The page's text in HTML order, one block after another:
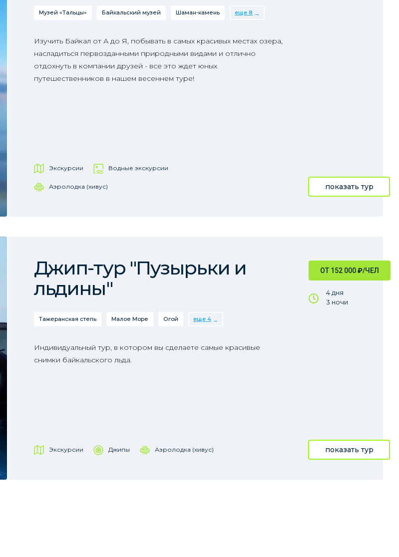
Музей «Тальцы» Байкальский музей Шаман-камень еще 8
Изучить Байкал от А до Я, побывать в самых красивых местах озера,
насладиться первозданными природными видами и отлично
отдохнуть в компании друзей - все это ждет юных
путешественников в нашем весеннем туре!
Экскурсии Водные экскурсии
Аэролодка (хивус) показать тур
ОТ 152 000₽/ЧЕЛ
4 дня
3 ночи
Джип-тур "Пузырьки и
льдины"
Тажеранская степь Малое Море Огой еще 4
Индивидуальный тур, в котором вы сделаете самые красивые
снимки байкальского льда.
Экскурсии Джипы Аэролодка (хивус) показать тур